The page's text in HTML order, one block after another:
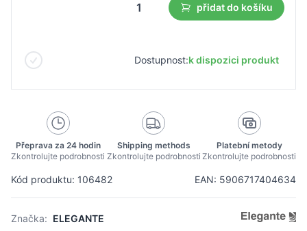
Kód produktu: 106482 EAN: 5906717404634
Značka: ELEGANTE
přidat do košíku
Dostupnost:k dispozici produkt
Přeprava za 24 hodin
Zkontrolujte podrobnosti
Shipping methods
Zkontrolujte podrobnosti
Platební metody
Zkontrolujte podrobnosti